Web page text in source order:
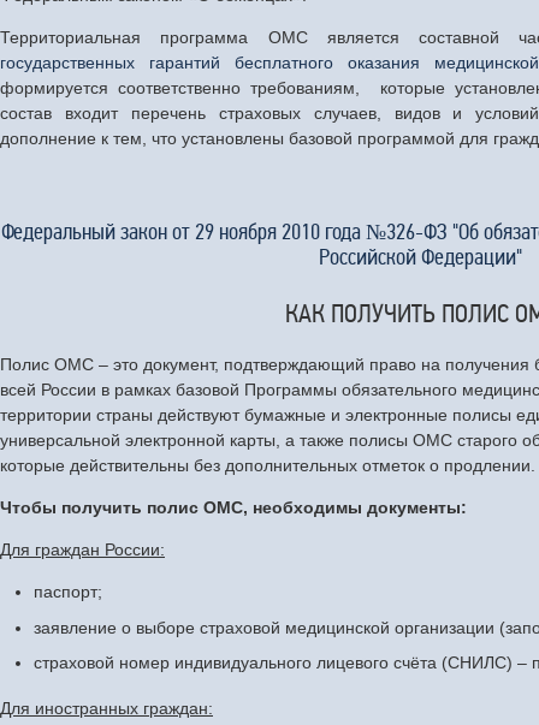
Территориальная программа ОМС является составной
государственных гарантий бесплатного оказания
формируется соответственно требованиям, которые
состав входит перечень страховых случаев, видов и
дополнение к тем, что установлены базовой программой для
Федеральный закон от 29 ноября 2010 года №326-ФЗ "Об
Российской Федерации"
КАК ПОЛУЧИТЬ ПОЛИС
Полис ОМС – это документ, подтверждающий право на
всей России в рамках базовой Программы обязательного
территории страны действуют бумажные и электронные полисы
универсальной электронной карты, а также полисы ОМС старого
которые действительны без дополнительных отметок о продлении.
Чтобы получить полис ОМС, необходимы документы:
Для граждан России:
паспорт;
заявление о выборе страховой медицинской организации
страховой номер индивидуального лицевого счёта (СНИЛС) –
Для иностранных граждан: